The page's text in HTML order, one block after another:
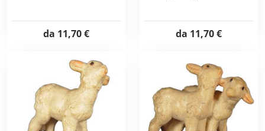
da 11,70 € da 11,70 €